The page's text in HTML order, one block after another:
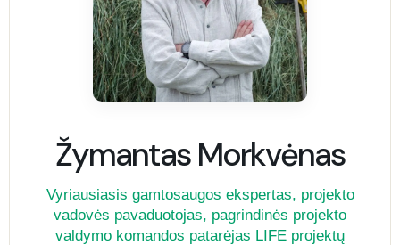
Žymantas Morkvėnas
Vyriausiasis gamtosaugos ekspertas, projekto
vadovės pavaduotojas, pagrindinės projekto
valdymo komandos patarėjas LIFE projektų